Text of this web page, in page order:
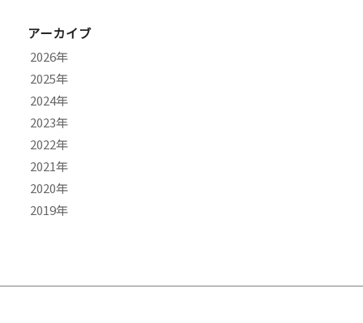
アーカイブ
2026
8月
7月
6月
5月
4月
3月
2月
2025
11月
10月
9月
8月
7月
6月
2024
12月
11月
10月
9月
8月
2023
9月
7月
6月
4月
2022
12月
11月
9月
2021
10月
9月
2020
9月
2019